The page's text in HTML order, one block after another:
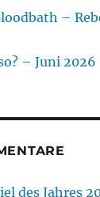
–
– Juni 2026
des Jahres